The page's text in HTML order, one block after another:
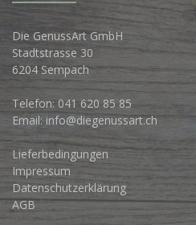
Die GenussArt GmbH
Stadtstrasse 30
6204 Sempach
Telefon: 041 620 85 85
Email: info@diegenussart.ch
Lieferbedingungen
Impressum
Datenschutzerklärung
AGB